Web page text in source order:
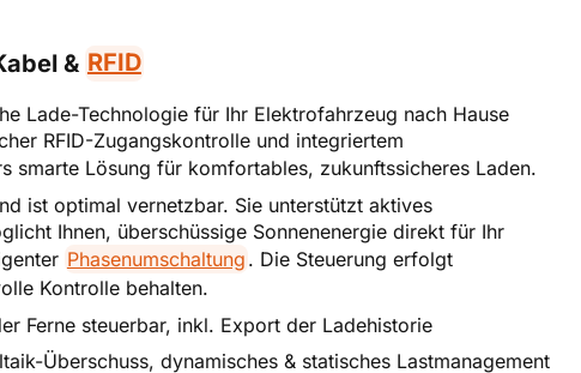
& RFID
Lade-Technologie für Ihr Elektrofahrzeug nach Hause
RFID-Zugangskontrolle und integriertem
smarte Lösung für komfortables, zukunftssicheres Laden.
ist optimal vernetzbar. Sie unterstützt aktives
Ihnen, überschüssige Sonnenenergie direkt für Ihr
Phasenumschaltung . Die Steuerung erfolgt
Kontrolle behalten.
Ferne steuerbar, inkl. Export der Ladehistorie
Überschuss, dynamisches & statisches Lastmanagement